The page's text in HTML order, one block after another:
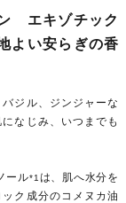
エキゾチック
よい安らぎの香
ジル、ジンジャーな
なじみ、いつまでも
ール*1 は、肌へ水分を
ク成分のコメヌカ油